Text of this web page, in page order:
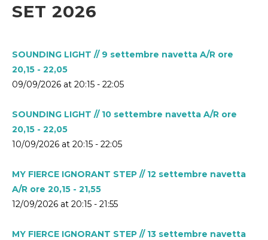
SET 2026
SOUNDING LIGHT // 9 settembre navetta A/R ore
20,15 - 22,05
09/09/2026 at 20:15 - 22:05
SOUNDING LIGHT // 10 settembre navetta A/R ore
20,15 - 22,05
10/09/2026 at 20:15 - 22:05
MY FIERCE IGNORANT STEP // 12 settembre navetta
A/R ore 20,15 - 21,55
12/09/2026 at 20:15 - 21:55
MY FIERCE IGNORANT STEP // 13 settembre navetta